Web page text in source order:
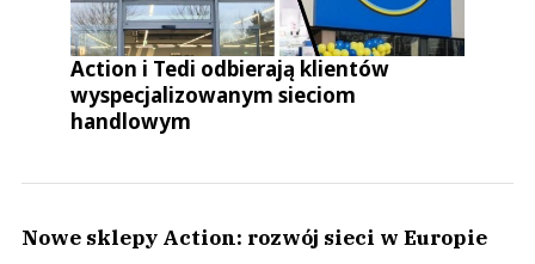
Action i Tedi odbierają klientów
wyspecjalizowanym sieciom
handlowym
Nowe sklepy Action: rozwój sieci w Europie